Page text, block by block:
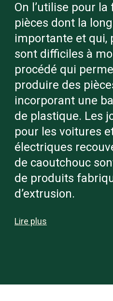
circulation de
en contrôler la
entre les
modifié selon le
à produire.
On l’utilise pour
pièces dont la
importante et qui,
sont difficiles à
procédé qui
produire des
incorporant une
de plastique. Les
pour les voitures
électriques
de caoutchouc
de produits
d’extrusion.
Lire plus